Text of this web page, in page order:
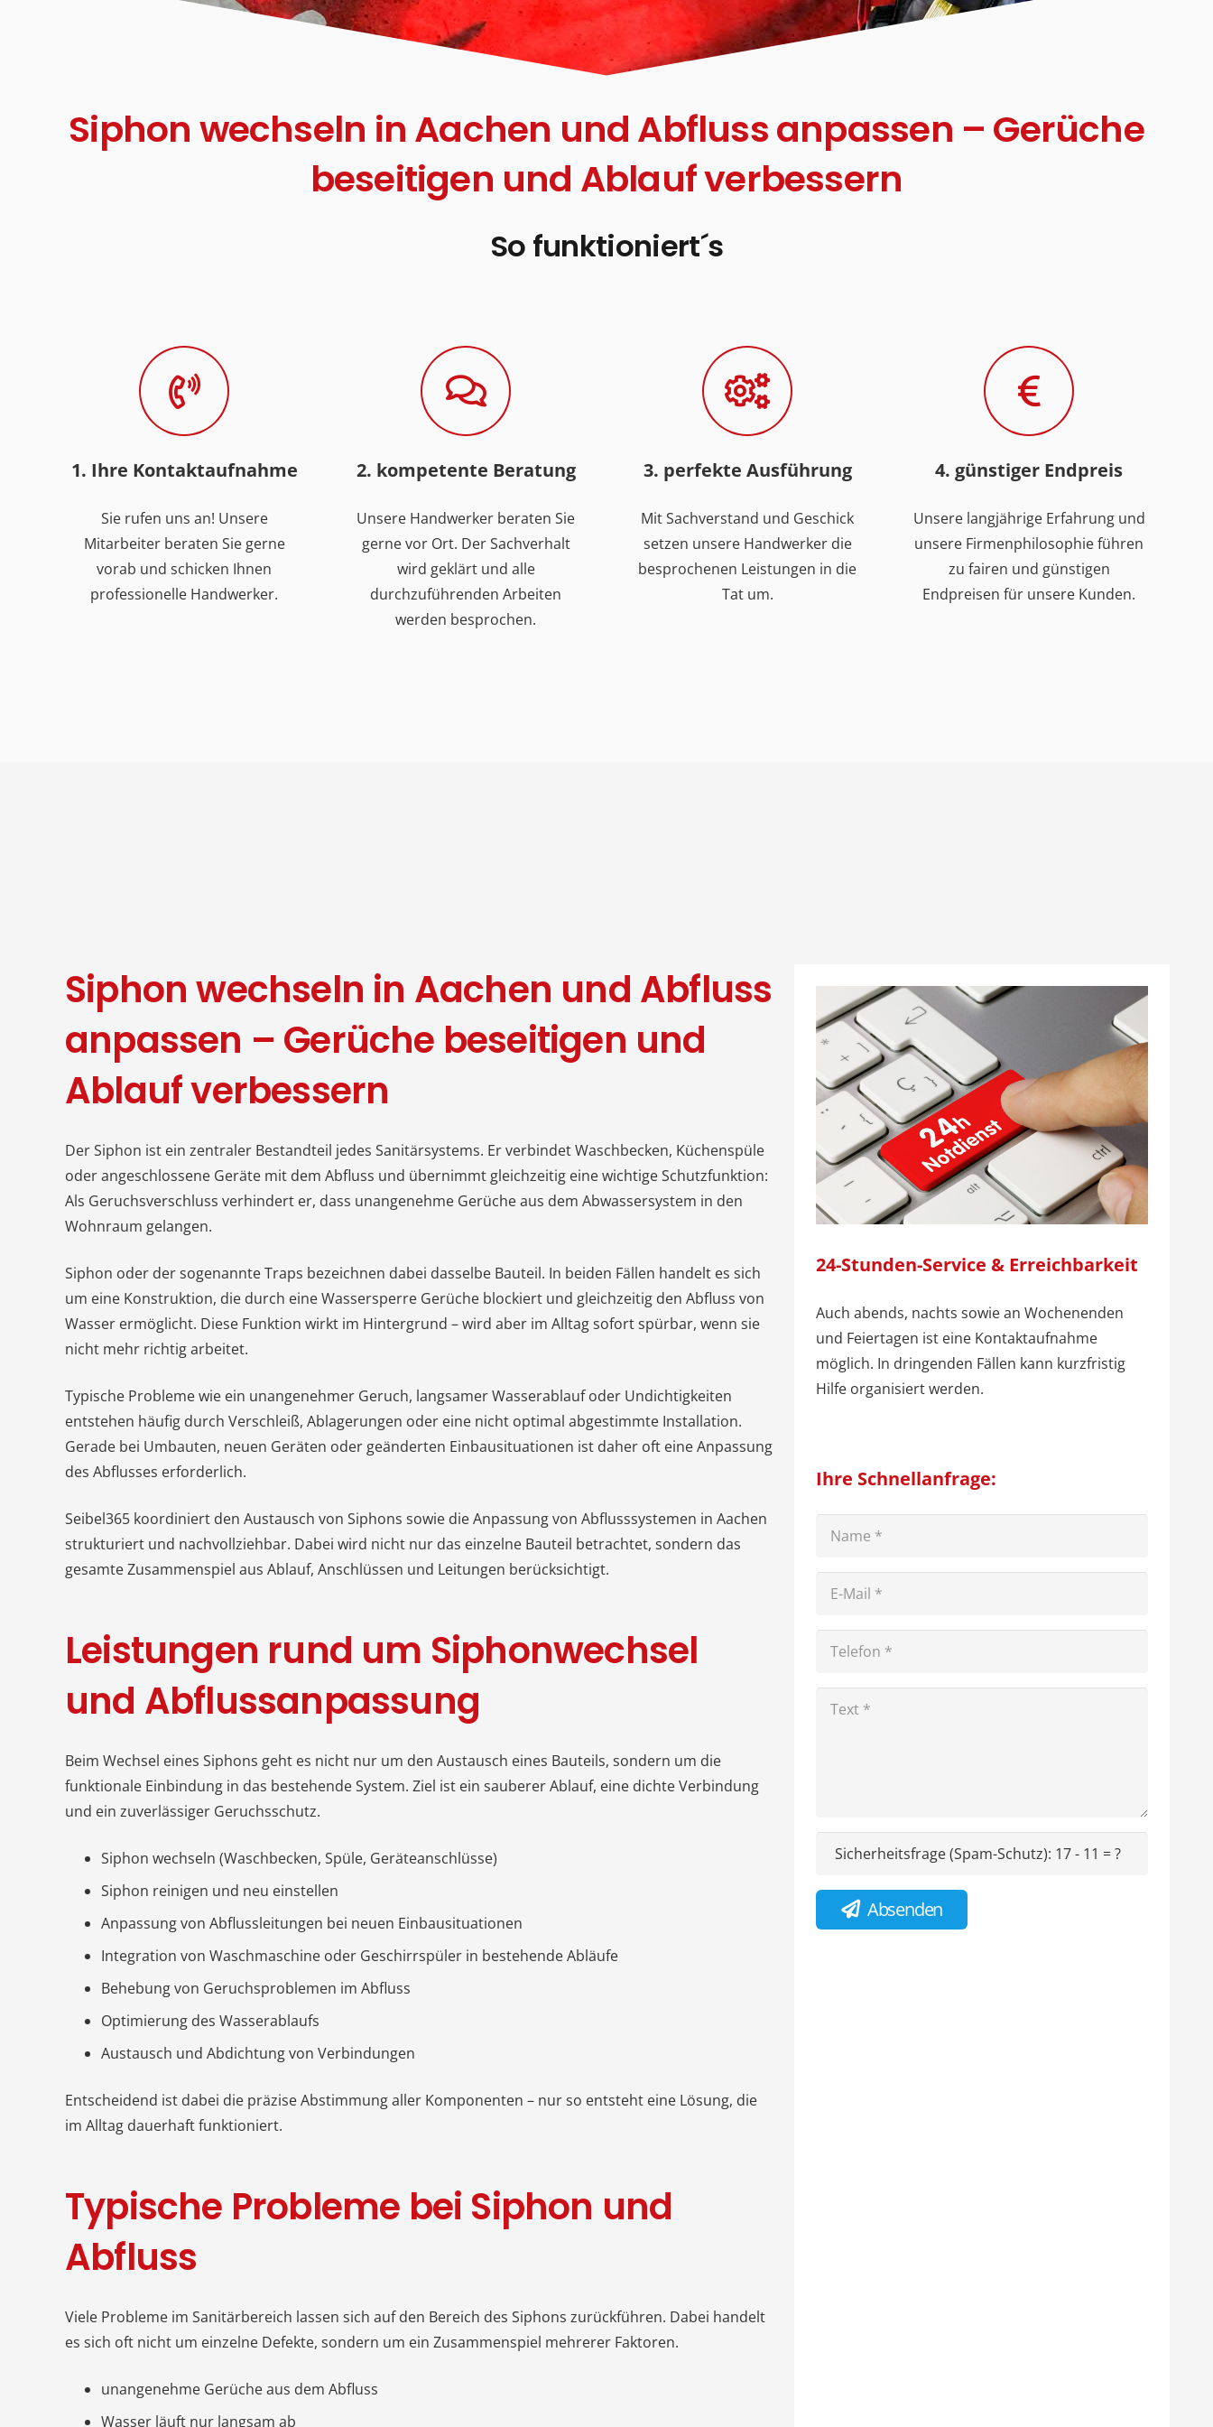
Siphon wechseln in Aachen und Abfluss anpassen – Gerüche
beseitigen und Ablauf verbessern
So funktioniert´s
1. Ihre Kontaktaufnahme
Sie rufen uns an! Unsere
Mitarbeiter beraten Sie gerne
vorab und schicken Ihnen
professionelle Handwerker.
2. kompetente Beratung
Unsere Handwerker beraten Sie
gerne vor Ort. Der Sachverhalt
wird geklärt und alle
durchzuführenden Arbeiten
werden besprochen.
3. perfekte Ausführung
Mit Sachverstand und Geschick
setzen unsere Handwerker die
besprochenen Leistungen in die
Tat um.
4. günstiger Endpreis
Unsere langjährige Erfahrung und
unsere Firmenphilosophie führen
zu fairen und günstigen
Endpreisen für unsere Kunden.
Siphon wechseln in Aachen und Abfluss
anpassen – Gerüche beseitigen und
Ablauf verbessern
Der Siphon ist ein zentraler Bestandteil jedes Sanitärsystems. Er verbindet Waschbecken, Küchenspüle
oder angeschlossene Geräte mit dem Abfluss und übernimmt gleichzeitig eine wichtige Schutzfunktion:
Als Geruchsverschluss verhindert er, dass unangenehme Gerüche aus dem Abwassersystem in den
Wohnraum gelangen.
Siphon oder der sogenannte Traps bezeichnen dabei dasselbe Bauteil. In beiden Fällen handelt es sich
um eine Konstruktion, die durch eine Wassersperre Gerüche blockiert und gleichzeitig den Abfluss von
Wasser ermöglicht. Diese Funktion wirkt im Hintergrund – wird aber im Alltag sofort spürbar, wenn sie
nicht mehr richtig arbeitet.
Typische Probleme wie ein unangenehmer Geruch, langsamer Wasserablauf oder Undichtigkeiten
entstehen häufig durch Verschleiß, Ablagerungen oder eine nicht optimal abgestimmte Installation.
Gerade bei Umbauten, neuen Geräten oder geänderten Einbausituationen ist daher oft eine Anpassung
des Abflusses erforderlich.
Seibel365 koordiniert den Austausch von Siphons sowie die Anpassung von Abflusssystemen in Aachen
strukturiert und nachvollziehbar. Dabei wird nicht nur das einzelne Bauteil betrachtet, sondern das
gesamte Zusammenspiel aus Ablauf, Anschlüssen und Leitungen berücksichtigt.
Leistungen rund um Siphonwechsel
und Abflussanpassung
Beim Wechsel eines Siphons geht es nicht nur um den Austausch eines Bauteils, sondern um die
funktionale Einbindung in das bestehende System. Ziel ist ein sauberer Ablauf, eine dichte Verbindung
und ein zuverlässiger Geruchsschutz.
Siphon wechseln (Waschbecken, Spüle, Geräteanschlüsse)
Siphon reinigen und neu einstellen
Anpassung von Abflussleitungen bei neuen Einbausituationen
Integration von Waschmaschine oder Geschirrspüler in bestehende Abläufe
Behebung von Geruchsproblemen im Abfluss
Optimierung des Wasserablaufs
Austausch und Abdichtung von Verbindungen
Entscheidend ist dabei die präzise Abstimmung aller Komponenten – nur so entsteht eine Lösung, die
im Alltag dauerhaft funktioniert.
Typische Probleme bei Siphon und
Abfluss
Viele Probleme im Sanitärbereich lassen sich auf den Bereich des Siphons zurückführen. Dabei handelt
es sich oft nicht um einzelne Defekte, sondern um ein Zusammenspiel mehrerer Faktoren.
unangenehme Gerüche aus dem Abfluss
Wasser läuft nur langsam ab
24-Stunden-Service & Erreichbarkeit
Auch abends, nachts sowie an Wochenenden
und Feiertagen ist eine Kontaktaufnahme
möglich. In dringenden Fällen kann kurzfristig
Hilfe organisiert werden.
Ihre Schnellanfrage:
Sicherheitsfrage (Spam-Schutz): 17 - 11 = ?
Absenden